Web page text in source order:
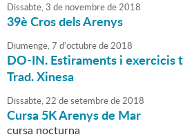
Dissabte,3 de novembrede2018
39è Cros dels Arenys
Diumenge,7 d'octubrede2018
DO-IN. Estiraments i exercicis
Trad. Xinesa
Dissabte,22 desetembrede2018
Cursa 5K Arenys de Mar
cursa nocturna